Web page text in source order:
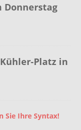
Donnerstag
Platz in
Sie Ihre Syntax!